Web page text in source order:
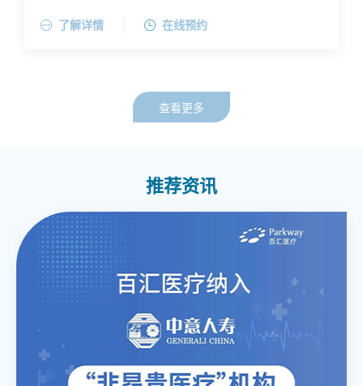
• 口腔外科与智齿拔除
• 复杂修复治疗与咬合重建
尼古拉医生注重精准的外科技术与现代再生医学相结
合，强调可预见的疗效、患者舒适度以及长期的功能稳
DICOI 认证。他曾在欧洲和亚洲接受培训与执业，并积
极参与临床指导持续提升自己的临床技能。
了解详情 在线预约
查看更多
推荐资讯